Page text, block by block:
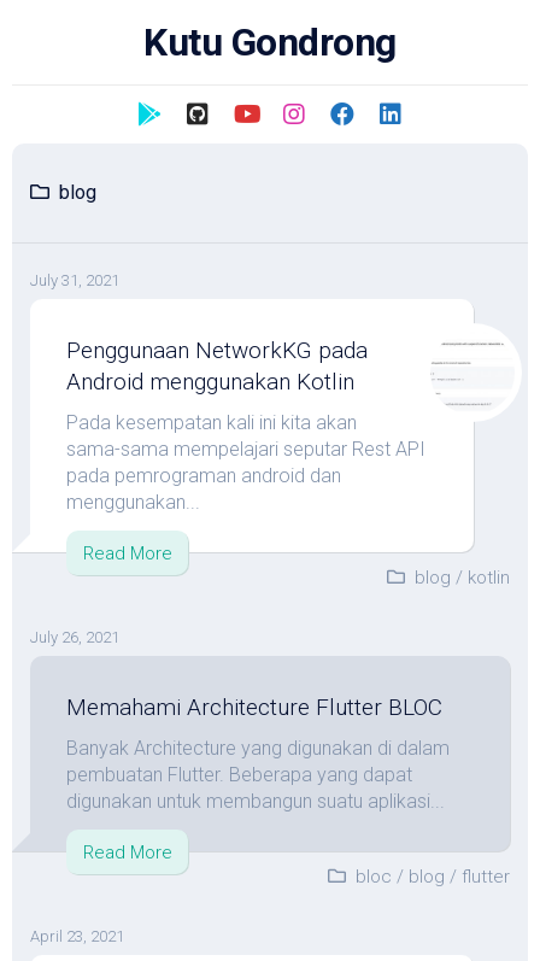
Kutu Gondrong
blog
July 31, 2021
Penggunaan NetworkKG pada
Android menggunakan Kotlin
Pada kesempatan kali ini kita akan
sama-sama mempelajari seputar Rest API
pada pemrograman android dan
menggunakan...
Read More
blog / kotlin
July 26, 2021
Memahami Architecture Flutter BLOC
Banyak Architecture yang digunakan di dalam
pembuatan Flutter. Beberapa yang dapat
digunakan untuk membangun suatu aplikasi...
Read More
bloc / blog / flutter
April 23, 2021